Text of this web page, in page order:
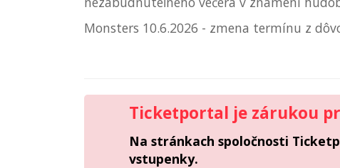
Monsters 10.6.2026 - zmena termínu z
Ticketportal je zárukou
Na stránkach spoločnosti
vstupenky.